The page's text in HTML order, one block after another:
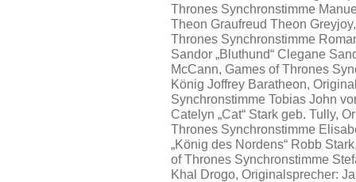
Thrones Synchronstimme
Theon Graufreud Theon
Thrones Synchronstimme
Sandor „Bluthund“ Clegane
McCann, Games of Thrones
König Joffrey Baratheon,
Synchronstimme Tobias John
Catelyn „Cat“ Stark geb. Tully,
Thrones Synchronstimme
„König des Nordens“ Robb
of Thrones Synchronstimme
Khal Drogo, Originalsprecher: